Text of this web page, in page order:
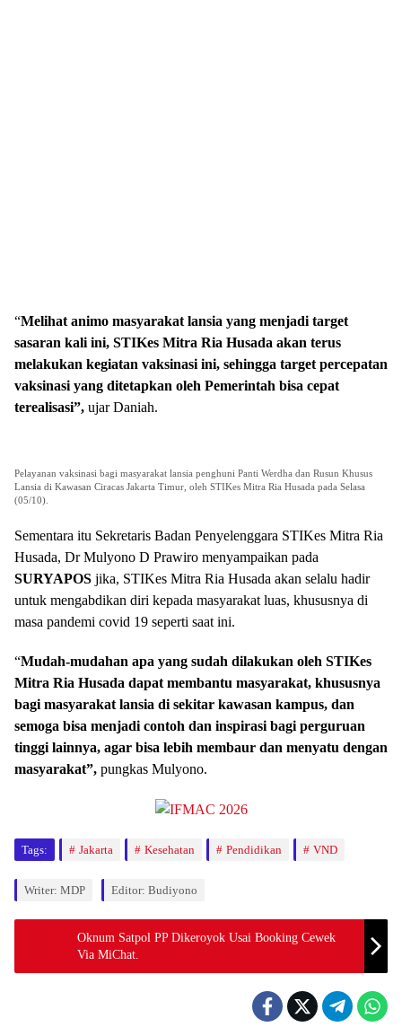
“Melihat animo masyarakat lansia yang menjadi target
sasaran kali ini, STIKes Mitra Ria Husada akan terus
melakukan kegiatan vaksinasi ini, sehingga target percepatan
vaksinasi yang ditetapkan oleh Pemerintah bisa cepat
terealisasi”, ujar Daniah.
Pelayanan vaksinasi bagi masyarakat lansia penghuni Panti Werdha dan Rusun Khusus
Lansia di Kawasan Ciracas Jakarta Timur, oleh STIKes Mitra Ria Husada pada Selasa
(05/10).
Sementara itu Sekretaris Badan Penyelenggara STIKes Mitra Ria
Husada, Dr Mulyono D Prawiro menyampaikan pada
SURYAPOS jika, STIKes Mitra Ria Husada akan selalu hadir
untuk mengabdikan diri kepada masyarakat luas, khususnya di
masa pandemi covid 19 seperti saat ini.
“Mudah-mudahan apa yang sudah dilakukan oleh STIKes
Mitra Ria Husada dapat membantu masyarakat, khususnya
bagi masyarakat lansia di sekitar kawasan kampus, dan
semoga bisa menjadi contoh dan inspirasi bagi perguruan
tinggi lainnya, agar bisa lebih membaur dan menyatu dengan
masyarakat”, pungkas Mulyono.
Tags: Jakarta Kesehatan Pendidikan VND
Writer: MDP Editor: Budiyono
Oknum Satpol PP Dikeroyok Usai Booking Cewek
Via MiChat.